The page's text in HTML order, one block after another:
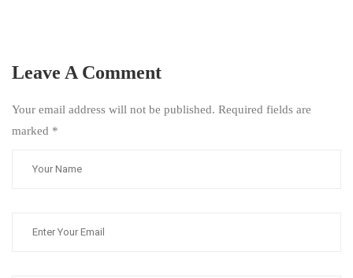
Leave A Comment
Your email address will not be published. Required fields are
marked *